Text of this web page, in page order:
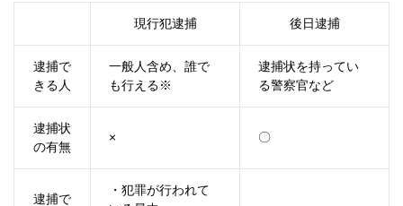
現行犯逮捕 後日逮捕
逮捕で
きる人
一般人含め、誰で
も行える※
逮捕状を持ってい
る警察官など
逮捕状
の有無
× 〇
逮捕で
・犯罪が行われて